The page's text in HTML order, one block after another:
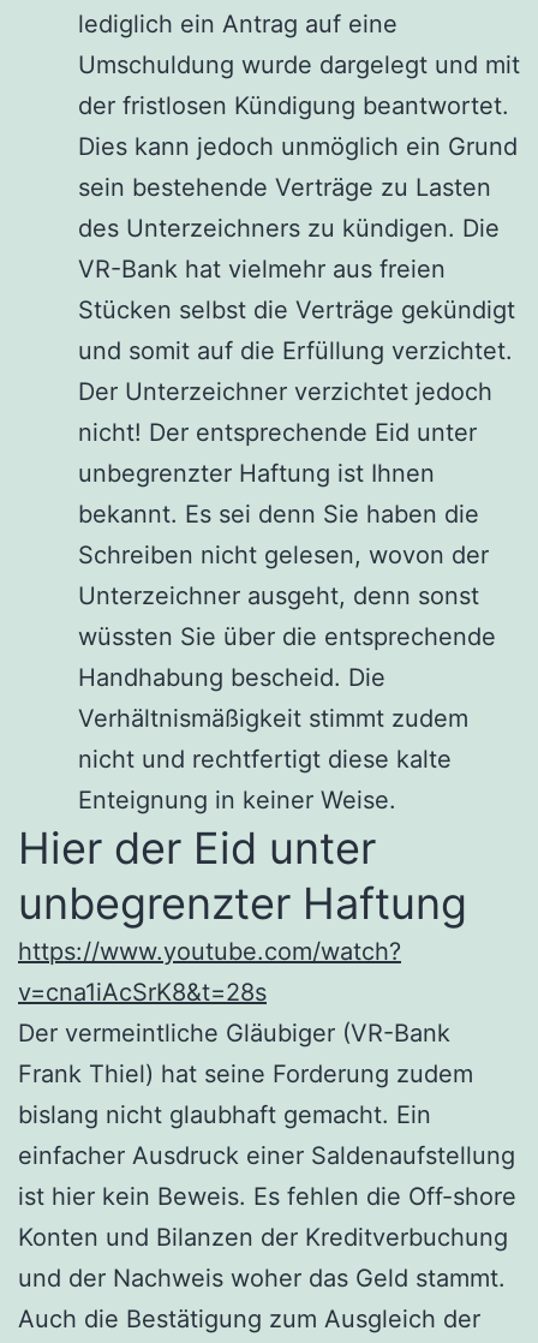
lediglich ein Antrag auf eine
Umschuldung wurde dargelegt und mit
der fristlosen Kündigung beantwortet.
Dies kann jedoch unmöglich ein Grund
sein bestehende Verträge zu Lasten
des Unterzeichners zu kündigen. Die
VR-Bank hat vielmehr aus freien
Stücken selbst die Verträge gekündigt
und somit auf die Erfüllung verzichtet.
Der Unterzeichner verzichtet jedoch
nicht! Der entsprechende Eid unter
unbegrenzter Haftung ist Ihnen
bekannt. Es sei denn Sie haben die
Schreiben nicht gelesen, wovon der
Unterzeichner ausgeht, denn sonst
wüssten Sie über die entsprechende
Handhabung bescheid. Die
Verhältnismäßigkeit stimmt zudem
nicht und rechtfertigt diese kalte
Enteignung in keiner Weise.
Hier der Eid unter
unbegrenzter Haftung
https://www.youtube.com/watch?
v=cna1iAcSrK8&t=28s
Der vermeintliche Gläubiger (VR-Bank
Frank Thiel) hat seine Forderung zudem
bislang nicht glaubhaft gemacht. Ein
einfacher Ausdruck einer Saldenaufstellung
ist hier kein Beweis. Es fehlen die Off-shore
Konten und Bilanzen der Kreditverbuchung
und der Nachweis woher das Geld stammt.
Auch die Bestätigung zum Ausgleich der